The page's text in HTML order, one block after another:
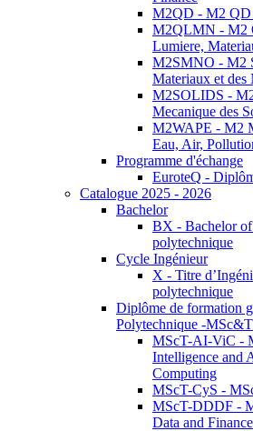
M2QD - M2 QD
M2QLMN - M2
Lumiere,
M2SMNO - M2
Materiaux et des
M2SOLIDS -
Mecanique des
M2WAPE - M2
Eau, Air,
Programme d'échange
EuroteQ -
Catalogue 2025 - 2026
Bachelor
BX - Bachelor
polytechnique
Cycle Ingénieur
X - Titre
polytechnique
Diplôme de formation
Polytechnique -MSc&T
MScT-AI-ViC -
Intelligence and
Computing
MScT-CyS -
MScT-DDDF -
Data and